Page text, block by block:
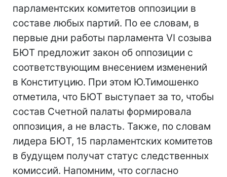
парламентских комитетов оппозиции в
составе любых партий. По ее словам, в
первые дни работы парламента VI созыва
БЮТ предложит закон об оппозиции с
соответствующим внесением изменений
в Конституцию. При этом Ю.Тимошенко
отметила, что БЮТ выступает за то, чтобы
состав Счетной палаты формировала
оппозиция, а не власть. Также, по словам
лидера БЮТ, 15 парламентских комитетов
в будущем получат статус следственных
комиссий. Напомним, что согласно